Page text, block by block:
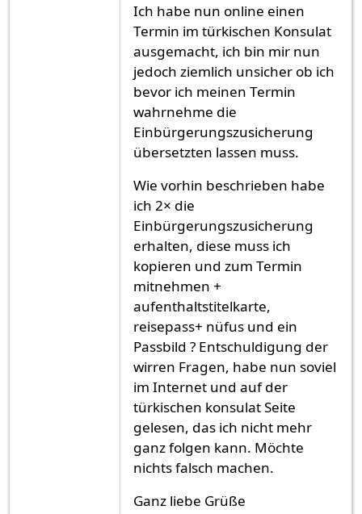
Ich habe nun online einen
Termin im türkischen Konsulat
ausgemacht, ich bin mir nun
jedoch ziemlich unsicher ob ich
bevor ich meinen Termin
wahrnehme die
Einbürgerungszusicherung
übersetzten lassen muss.
Wie vorhin beschrieben habe
ich 2× die
Einbürgerungszusicherung
erhalten, diese muss ich
kopieren und zum Termin
mitnehmen +
aufenthaltstitelkarte,
reisepass+ nüfus und ein
Passbild ? Entschuldigung der
wirren Fragen, habe nun soviel
im Internet und auf der
türkischen konsulat Seite
gelesen, das ich nicht mehr
ganz folgen kann. Möchte
nichts falsch machen.
Ganz liebe Grüße